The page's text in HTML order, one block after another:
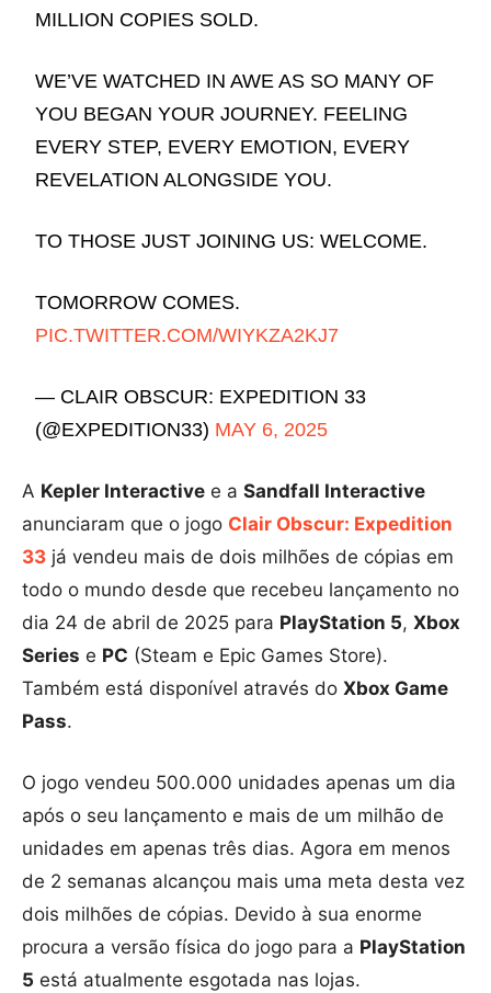
MILLION COPIES SOLD.
WE’VE WATCHED IN AWE AS SO MANY OF
YOU BEGAN YOUR JOURNEY. FEELING
EVERY STEP, EVERY EMOTION, EVERY
REVELATION ALONGSIDE YOU.
TO THOSE JUST JOINING US: WELCOME.
TOMORROW COMES.
PIC.TWITTER.COM/WIYKZA2KJ7
— CLAIR OBSCUR: EXPEDITION 33
(@EXPEDITION33) MAY 6, 2025
A Kepler Interactive e a Sandfall Interactive
anunciaram que o jogo Clair Obscur: Expedition
33 já vendeu mais de dois milhões de cópias em
todo o mundo desde que recebeu lançamento no
dia 24 de abril de 2025 para PlayStation 5, Xbox
Series e PC (Steam e Epic Games Store).
Também está disponível através do Xbox Game
Pass.
O jogo vendeu 500.000 unidades apenas um dia
após o seu lançamento e mais de um milhão de
unidades em apenas três dias. Agora em menos
de 2 semanas alcançou mais uma meta desta vez
dois milhões de cópias. Devido à sua enorme
procura a versão física do jogo para a PlayStation
5 está atualmente esgotada nas lojas.